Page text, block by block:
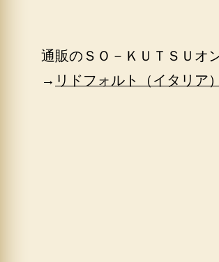
通販のＳＯ－ＫＵＴＳＵオ
→ リドフォルト（イタリ